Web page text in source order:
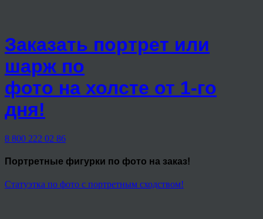
Заказать портрет или
шарж по
фото на холсте от 1-го
дня!
8 800 222 02 86
Портретные фигурки по фото на заказ!
Статуэтка по фото с портретным сходством!